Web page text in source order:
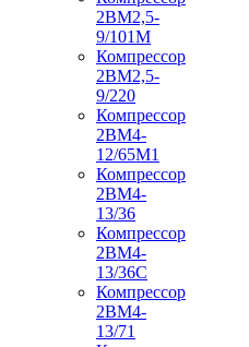
2ВМ2,5-
9/101М
Компрессор
2ВМ2,5-
9/220
Компрессор
2ВМ4-
12/65М1
Компрессор
2ВМ4-
13/36
Компрессор
2ВМ4-
13/36С
Компрессор
2ВМ4-
13/71